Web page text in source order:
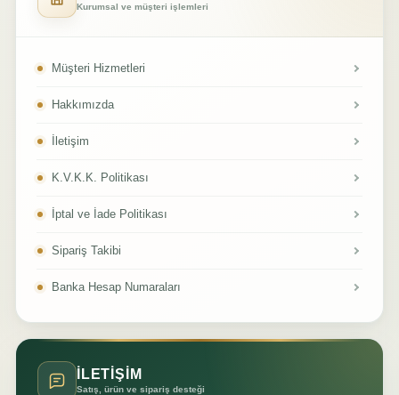
Kurumsal ve müşteri işlemleri
Müşteri Hizmetleri
Hakkımızda
İletişim
K.V.K.K. Politikası
İptal ve İade Politikası
Sipariş Takibi
Banka Hesap Numaraları
İLETİŞİM
Satış, ürün ve sipariş desteği